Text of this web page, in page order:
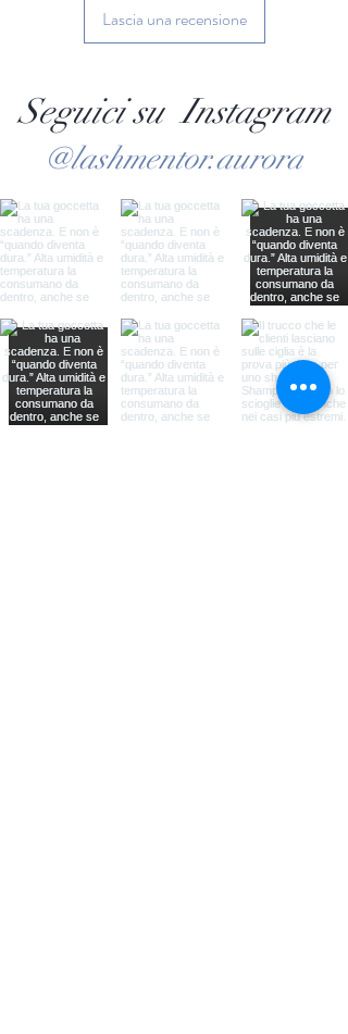
Lascia una recensione
Seguici su Instagram
@lashmentor.aurora